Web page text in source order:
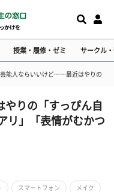
授業・履修・ゼミ サークル
芸能人ならいいけど……最近はやりの「す
りの「すっぴん自
リ」「表情がむかつ
スマートフォン メイク